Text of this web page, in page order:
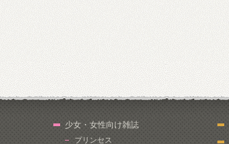
少女・女性向け雑誌
プリンセス